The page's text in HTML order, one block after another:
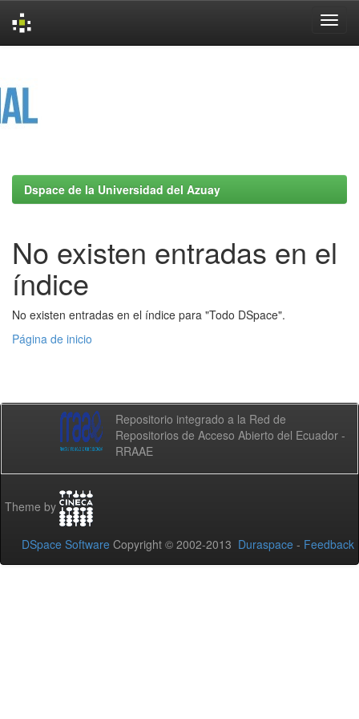
Dspace de la Universidad del Azuay
No existen entradas en el
índice
No existen entradas en el índice para "Todo DSpace".
Página de inicio
Repositorio integrado a la Red de
Repositorios de Acceso Abierto del Ecuador -
RRAAE
Theme by
DSpace Software Copyright © 2002-2013 Duraspace - Feedback